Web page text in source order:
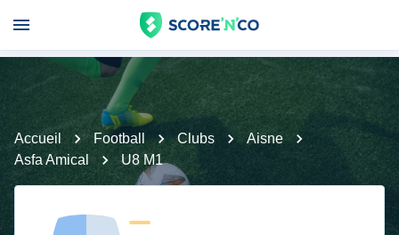
Accueil Football Clubs
Aisne
Asfa Amical
U8 M1